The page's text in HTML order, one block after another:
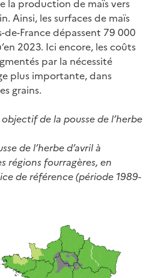
la production de maïs vers
Ainsi, les surfaces de maïs
France dépassent 79 000
2023. Ici encore, les coûts
par la nécessité
plus importante, dans
grains.
de la pousse de l’herbe
de l’herbe d’avril à
régions fourragères, en
de référence (période 1989-